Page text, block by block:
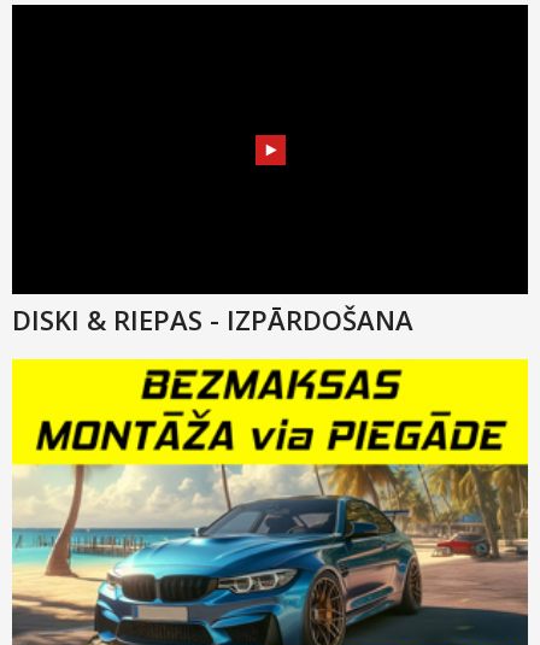
DISKI & RIEPAS - IZPĀRDOŠANA